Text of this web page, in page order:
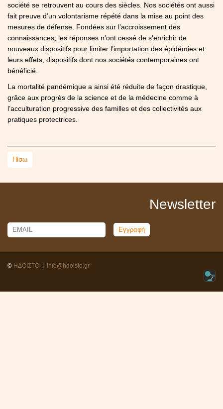
société se retrouvent au cours des siècles. Nos sociétés ont aussi
fait preuve d’un volontarisme répété dans la mise au point des
mesures de défense. Fondées sur l’accroissement des
connaissances, les réponses n’ont cessé de s’enrichir de
nouveaux dispositifs pour limiter l’importation des épidémies et
leurs effets, dispositifs dont nos sociétés contemporaines ont
bénéficié.
La mortalité pandémique a ainsi été réduite de façon drastique,
grâce aux progrès de la science et de la médecine comme à
l’acculturation progressive des familles et des collectivités aux
pratiques protectrices.
Πίσω
Newsletter
Email Name
© ΗΔΟΙΣΤΟ | info@hdoisto.gr